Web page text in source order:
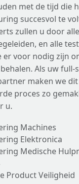
met de tijd die
succesvol te
zullen u door
en alle
voor nodig zijn
Als uw full-
maken we
proces zo
u.
Machines
Elektronica
Medische
Product Veiligheid